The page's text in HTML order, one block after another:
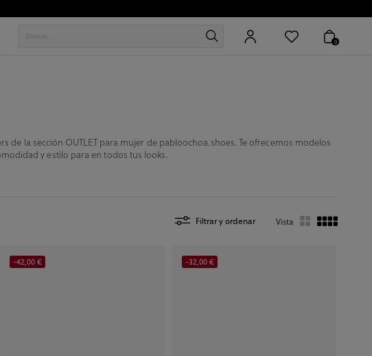
0
de la sección OUTLET para mujer de pabloochoa.shoes. Te ofrecemos modelos
y estilo para en todos tus looks.
Filtrar y ordenar Vista
-42,00 € -32,00 €